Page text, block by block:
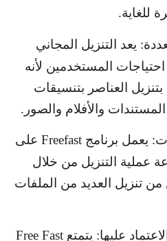
للغاية.
يعد التنزيل المجاني
المستخدمين لأنه
العناصر بتنسيقات
والأفلام والصور.
يعمل برنامجFreefast على
عملية التنزيل من خلال
تنزيل العديد من الملفات
عليها: يتمتعFree Fast